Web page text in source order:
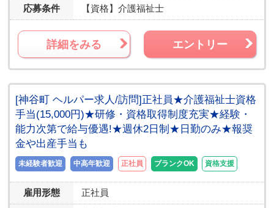
応募条件 【資格】 介護福祉士
詳細をみる エントリー
[神谷町 ヘルパー求人/訪問]正社員★介護福祉士資格
手当(15,000円)★研修・資格取得制度充実★経験・
能力次第で給与優遇!★週休2日制★日勤のみ★報奨
金や出産手当も
未経験者歓迎 中高年歓迎 正社員 ブランクOK 資格支援
雇用形態 正社員